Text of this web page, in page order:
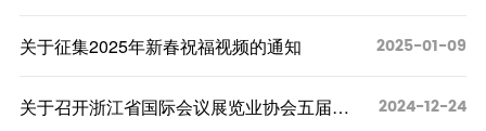
关于征集2025年新春祝福视频的通知 2025-01-09
关于召开浙江省国际会议展览业协会五届六
2024-12-24